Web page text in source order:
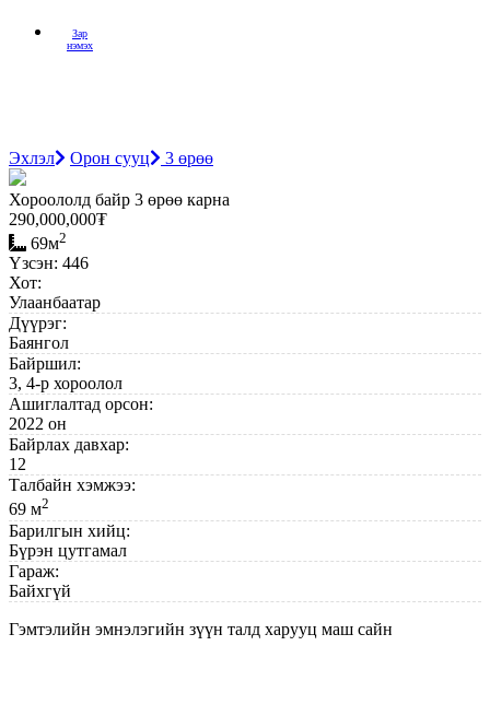
Зар
нэмэх
Эхлэл Орон сууц 3 өрөө
Хороололд байр 3 өрөө карна
290,000,000₮
69м2
Үзсэн: 446
Хот:
Улаанбаатар
Дүүрэг:
Баянгол
Байршил:
3, 4-р хороолол
Ашиглалтад орсон:
2022 он
Байрлах давхар:
12
Талбайн хэмжээ:
69 м2
Барилгын хийц:
Бүрэн цутгамал
Гараж:
Байхгүй
Гэмтэлийн эмнэлэгийн зүүн талд харууц маш сайн